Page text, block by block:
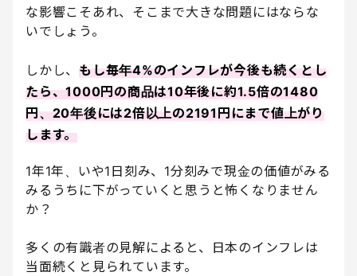
な影響こそあれ、そこまで大きな問題にはならな
いでしょう。
しかし、 もし毎年4%のインフレが今後も続くとし
たら、1000円の商品は10年後に約1.5倍の1480
円、20年後には2倍以上の2191円にまで値上がり
します。
1年1年、いや1日刻み、1分刻みで現金の価値がみる
みるうちに下がっていくと思うと怖くなりません
か？
多くの有識者の見解によると、日本のインフレは
当面続くと見られています。